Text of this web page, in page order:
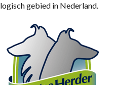
gebied in Nederland.